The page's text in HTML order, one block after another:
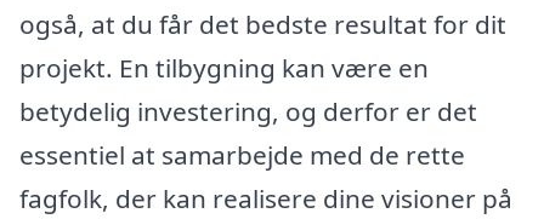
også, at du får det bedste resultat for dit
projekt. En tilbygning kan være en
betydelig investering, og derfor er det
essentiel at samarbejde med de rette
fagfolk, der kan realisere dine visioner på